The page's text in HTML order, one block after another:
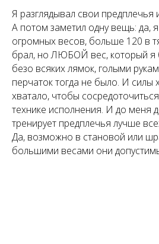
Я разглядывал свои предплечья
А потом заметил одну вещь: да,
огромных весов, больше 120 в
брал, но ЛЮБОЙ вес, который я
безо всяких лямок, голыми
перчаток тогда не было. И силы
хватало, чтобы
технике исполнения. И до меня
тренирует предплечья лучше
Да, возможно в становой или
большими весами они